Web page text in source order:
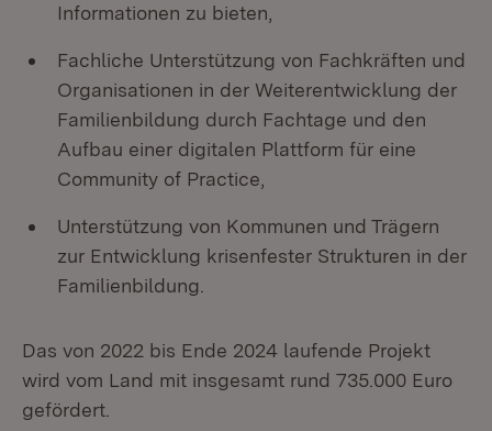
Informationen zu bieten,
Fachliche Unterstützung von Fachkräften und
Organisationen in der Weiterentwicklung der
Familienbildung durch Fachtage und den
Aufbau einer digitalen Plattform für eine
Community of Practice,
Unterstützung von Kommunen und Trägern
zur Entwicklung krisenfester Strukturen in der
Familienbildung.
Das von 2022 bis Ende 2024 laufende Projekt
wird vom Land mit insgesamt rund 735.000 Euro
gefördert.